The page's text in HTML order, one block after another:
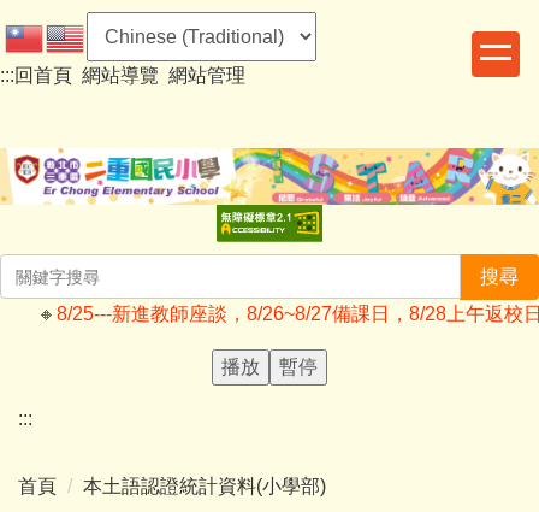
到
主
容
區
:::回首頁 網站導覽 網站管理
搜尋
🔸️8/25---新進教師座談，8/26~8/27備課日，8/28上午返校
播放 暫停
:::
首頁 本土語認證統計資料(小學部)